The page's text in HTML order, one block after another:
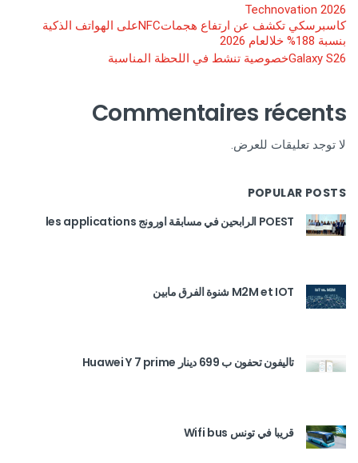
Technovation 2026
كاسبرسكي تكشف عن ارتفاع هجماتNFCعلى الهواتف الذكية
بنسبة 188% خلالعام 2026
Galaxy S26خصوصية تنشط في اللحظة المناسبة
Commentaires récents
لا توجد تعليقات للعرض.
POPULAR POSTS
POEST الرابحين في مسابقة اورونج les applications
M2M et IOT شنوة الفرق مابين
تاليفون تحفون ب 699 دينار Huawei Y 7 prime
قريبا في تونس Wifi bus